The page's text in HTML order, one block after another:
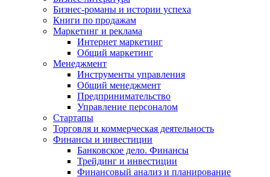
Бизнес-романы и истории успеха
Книги по продажам
Маркетинг и реклама
Интернет маркетинг
Общий маркетинг
Менеджмент
Инструменты управления
Общий менеджмент
Предпринимательство
Управление персоналом
Стартапы
Торговля и коммерческая деятельность
Финансы и инвестиции
Банковское дело. Финансы
Трейдинг и инвестиции
Финансовый анализ и планирование